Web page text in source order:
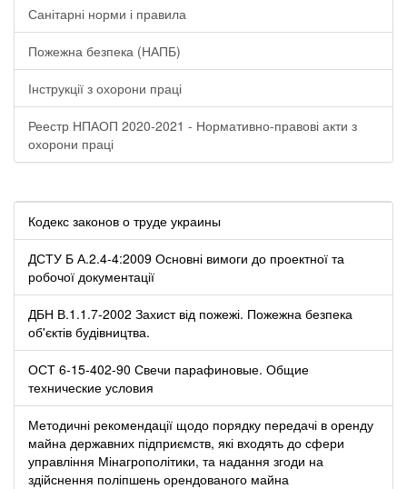
Санітарні норми і правила
Пожежна безпека (НАПБ)
Інструкції з охорони праці
Реестр НПАОП 2020-2021 - Нормативно-правові акти з
охорони праці
Кодекс законов о труде украины
ДСТУ Б А.2.4-4:2009 Основні вимоги до проектної та
робочої документації
ДБН В.1.1.7-2002 Захист від пожежі. Пожежна безпека
об'єктів будівництва.
ОСТ 6-15-402-90 Свечи парафиновые. Общие
технические условия
Методичні рекомендації щодо порядку передачі в оренду
майна державних підприємств, які входять до сфери
управління Мінагрополітики, та надання згоди на
здійснення поліпшень орендованого майна